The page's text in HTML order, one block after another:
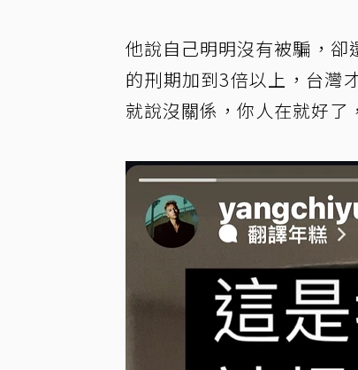
他說自己明明沒有被騙，
的刑期加到3倍以上，台灣
就說沒關係，你人在就好了